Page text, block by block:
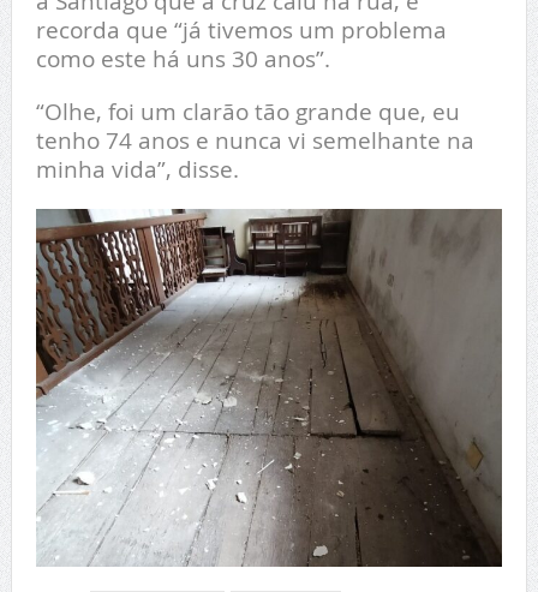
recorda que “já tivemos um problema
como este há uns 30 anos”.
“Olhe, foi um clarão tão grande que, eu
tenho 74 anos e nunca vi semelhante na
minha vida”, disse.